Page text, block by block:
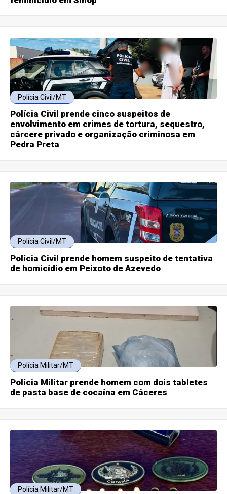
Polícia Civil/MT
Polícia Civil prende cinco suspeitos de
envolvimento em crimes de tortura, sequestro,
cárcere privado e organização criminosa em
Pedra Preta
Polícia Civil/MT
Polícia Civil prende homem suspeito de tentativa
de homicídio em Peixoto de Azevedo
Polícia Militar/MT
Polícia Militar prende homem com dois tabletes
de pasta base de cocaína em Cáceres
Polícia Militar/MT